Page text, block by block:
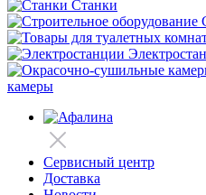
Станки
камеры
Сервисный центр
Доставка